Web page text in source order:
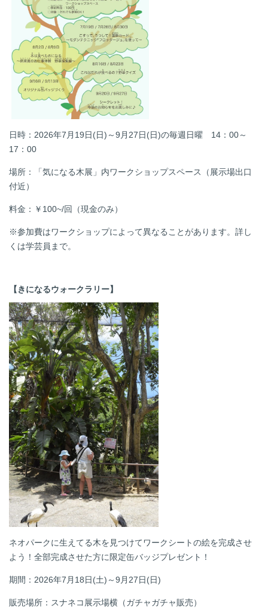
日時： 2026年7月19日(日)～9月27日(日)の毎週日曜 14：00～
17：00
場所：
「気になる木展」内ワークショップスペース（展示場出口
付近）
料金：￥100~/回（現金のみ）
※参加費はワークショップによって異なることがあります。詳し
くは学芸員まで。
【きになるウォークラリー】
ネオパークに生えてる木を見つけてワークシートの絵を完成させ
よう！全部完成させた方に限定缶バッジプレゼント！
期間： 2026年7月18日(土)～9月27日(日)
販売場所：スナネコ展示場横（ガチャガチャ販売）